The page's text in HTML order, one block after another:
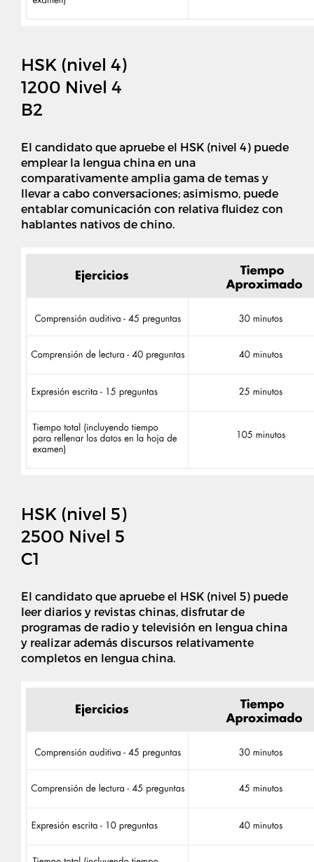
HSK (nivel 4)
1200 Nivel 4
B2
El candidato que apruebe el HSK (nivel 4) puede
emplear la lengua china en una
comparativamente amplia gama de temas y
llevar a cabo conversaciones; asimismo, puede
entablar comunicación con relativa fluidez con
hablantes nativos de chino.
HSK (nivel 5)
2500 Nivel 5
C1
El candidato que apruebe el HSK (nivel 5) puede
leer diarios y revistas chinas, disfrutar de
programas de radio y televisión en lengua china
y realizar además discursos relativamente
completos en lengua china.